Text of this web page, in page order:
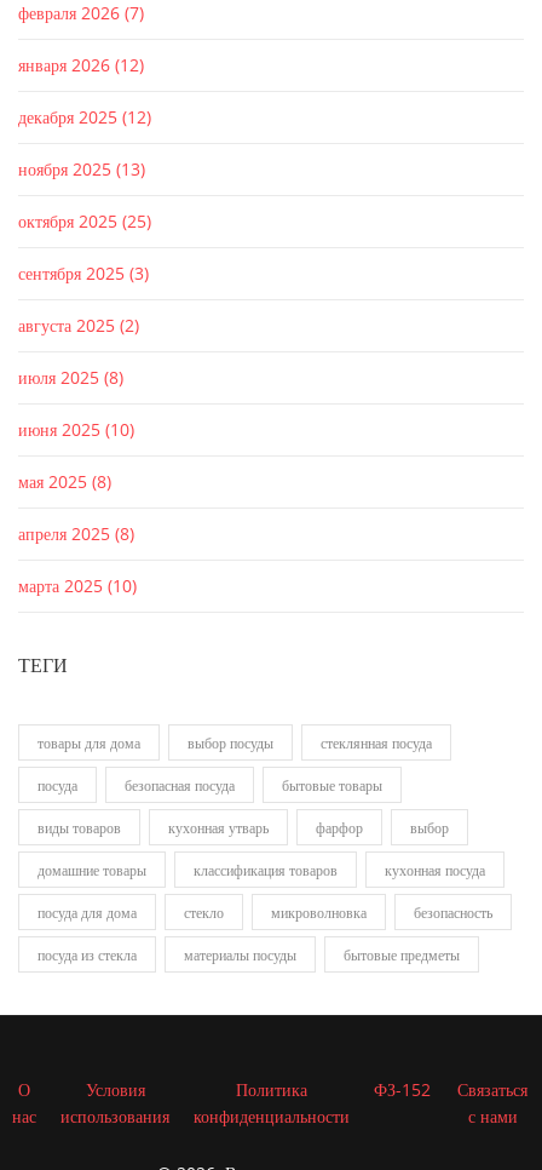
февраля 2026 (7)
января 2026 (12)
декабря 2025 (12)
ноября 2025 (13)
октября 2025 (25)
сентября 2025 (3)
августа 2025 (2)
июля 2025 (8)
июня 2025 (10)
мая 2025 (8)
апреля 2025 (8)
марта 2025 (10)
ТЕГИ
товары для дома выбор посуды стеклянная посуда
посуда безопасная посуда бытовые товары
виды товаров кухонная утварь фарфор выбор
домашние товары классификация товаров кухонная посуда
посуда для дома стекло микроволновка безопасность
посуда из стекла материалы посуды бытовые предметы
О
нас
Условия
использования
Политика
конфиденциальности
ФЗ-152
Связаться
с нами